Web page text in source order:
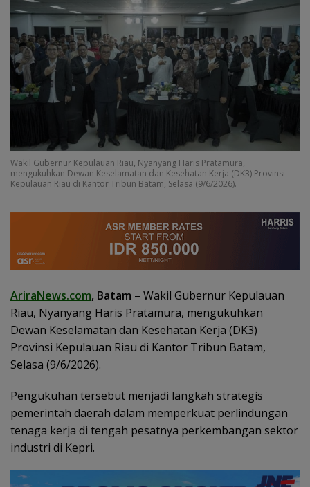
Wakil Gubernur Kepulauan Riau, Nyanyang Haris Pratamura,
mengukuhkan Dewan Keselamatan dan Kesehatan Kerja (DK3) Provinsi
Kepulauan Riau di Kantor Tribun Batam, Selasa (9/6/2026).
AriraNews.com, Batam – Wakil Gubernur Kepulauan
Riau, Nyanyang Haris Pratamura, mengukuhkan
Dewan Keselamatan dan Kesehatan Kerja (DK3)
Provinsi Kepulauan Riau di Kantor Tribun Batam,
Selasa (9/6/2026).
Pengukuhan tersebut menjadi langkah strategis
pemerintah daerah dalam memperkuat perlindungan
tenaga kerja di tengah pesatnya perkembangan sektor
industri di Kepri.